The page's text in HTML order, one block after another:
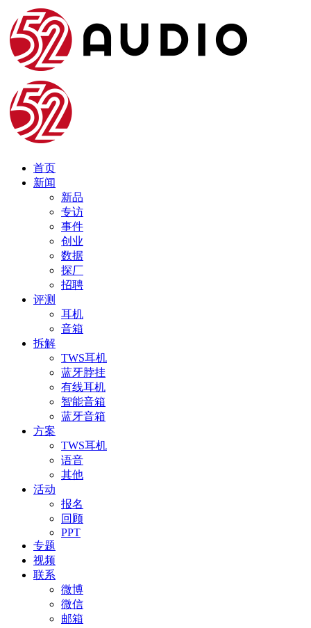
首页
新闻
新品
专访
事件
创业
数据
探厂
招聘
评测
耳机
音箱
拆解
TWS耳机
蓝牙脖挂
有线耳机
智能音箱
蓝牙音箱
方案
TWS耳机
语音
其他
活动
报名
回顾
PPT
专题
视频
联系
微博
微信
邮箱